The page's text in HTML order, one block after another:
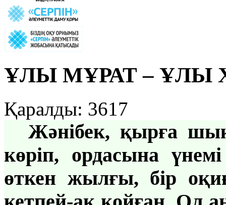
ҰЛЫ МҰРАТ – ҰЛЫ
Қаралды: 3617
Жәнібек, қырға
көріп, ордасына
өткен жылғы, бір